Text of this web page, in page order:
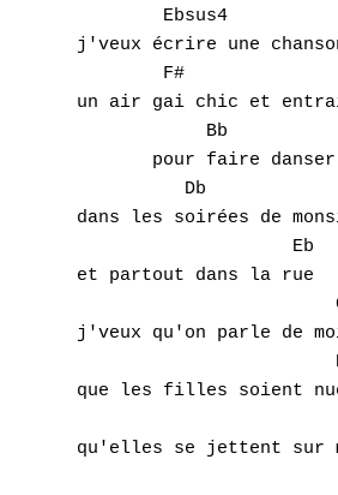
j'veux écrire une
un air gai chic et
       pour faire danser
dans les soirées de
et partout dans la rue
j'veux qu'on parle de
que les filles soient
qu'elles se jettent sur
B
F